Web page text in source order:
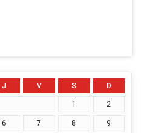
J V S D
1 2
6 7 8 9